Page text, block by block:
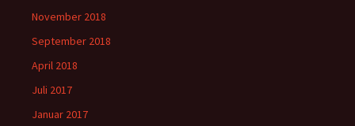
November 2018
September 2018
April 2018
Juli 2017
Januar 2017